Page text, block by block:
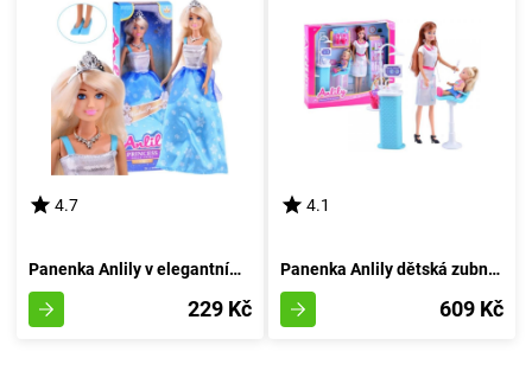
4.7
Panenka Anlily v elegantním oděvu a koruně
229 Kč
4.1
Panenka Anlily dětská zubní lékařka
609 Kč